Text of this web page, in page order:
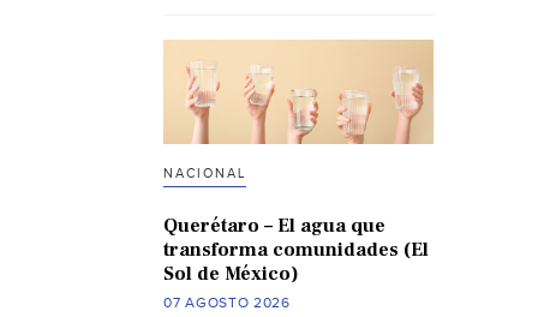
NACIONAL
Querétaro – El agua que
transforma comunidades (El
Sol de México)
07 AGOSTO 2026